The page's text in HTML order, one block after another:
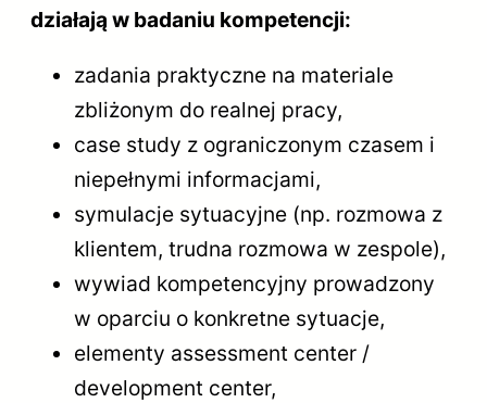
działają w badaniu kompetencji:
zadania praktyczne na materiale
zbliżonym do realnej pracy,
case study z ograniczonym czasem i
niepełnymi informacjami,
symulacje sytuacyjne (np. rozmowa z
klientem, trudna rozmowa w zespole),
wywiad kompetencyjny prowadzony
w oparciu o konkretne sytuacje,
elementy assessment center /
development center,